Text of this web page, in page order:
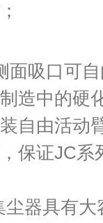
面吸口可
造中的硬
自由活动
保证JC
器具有